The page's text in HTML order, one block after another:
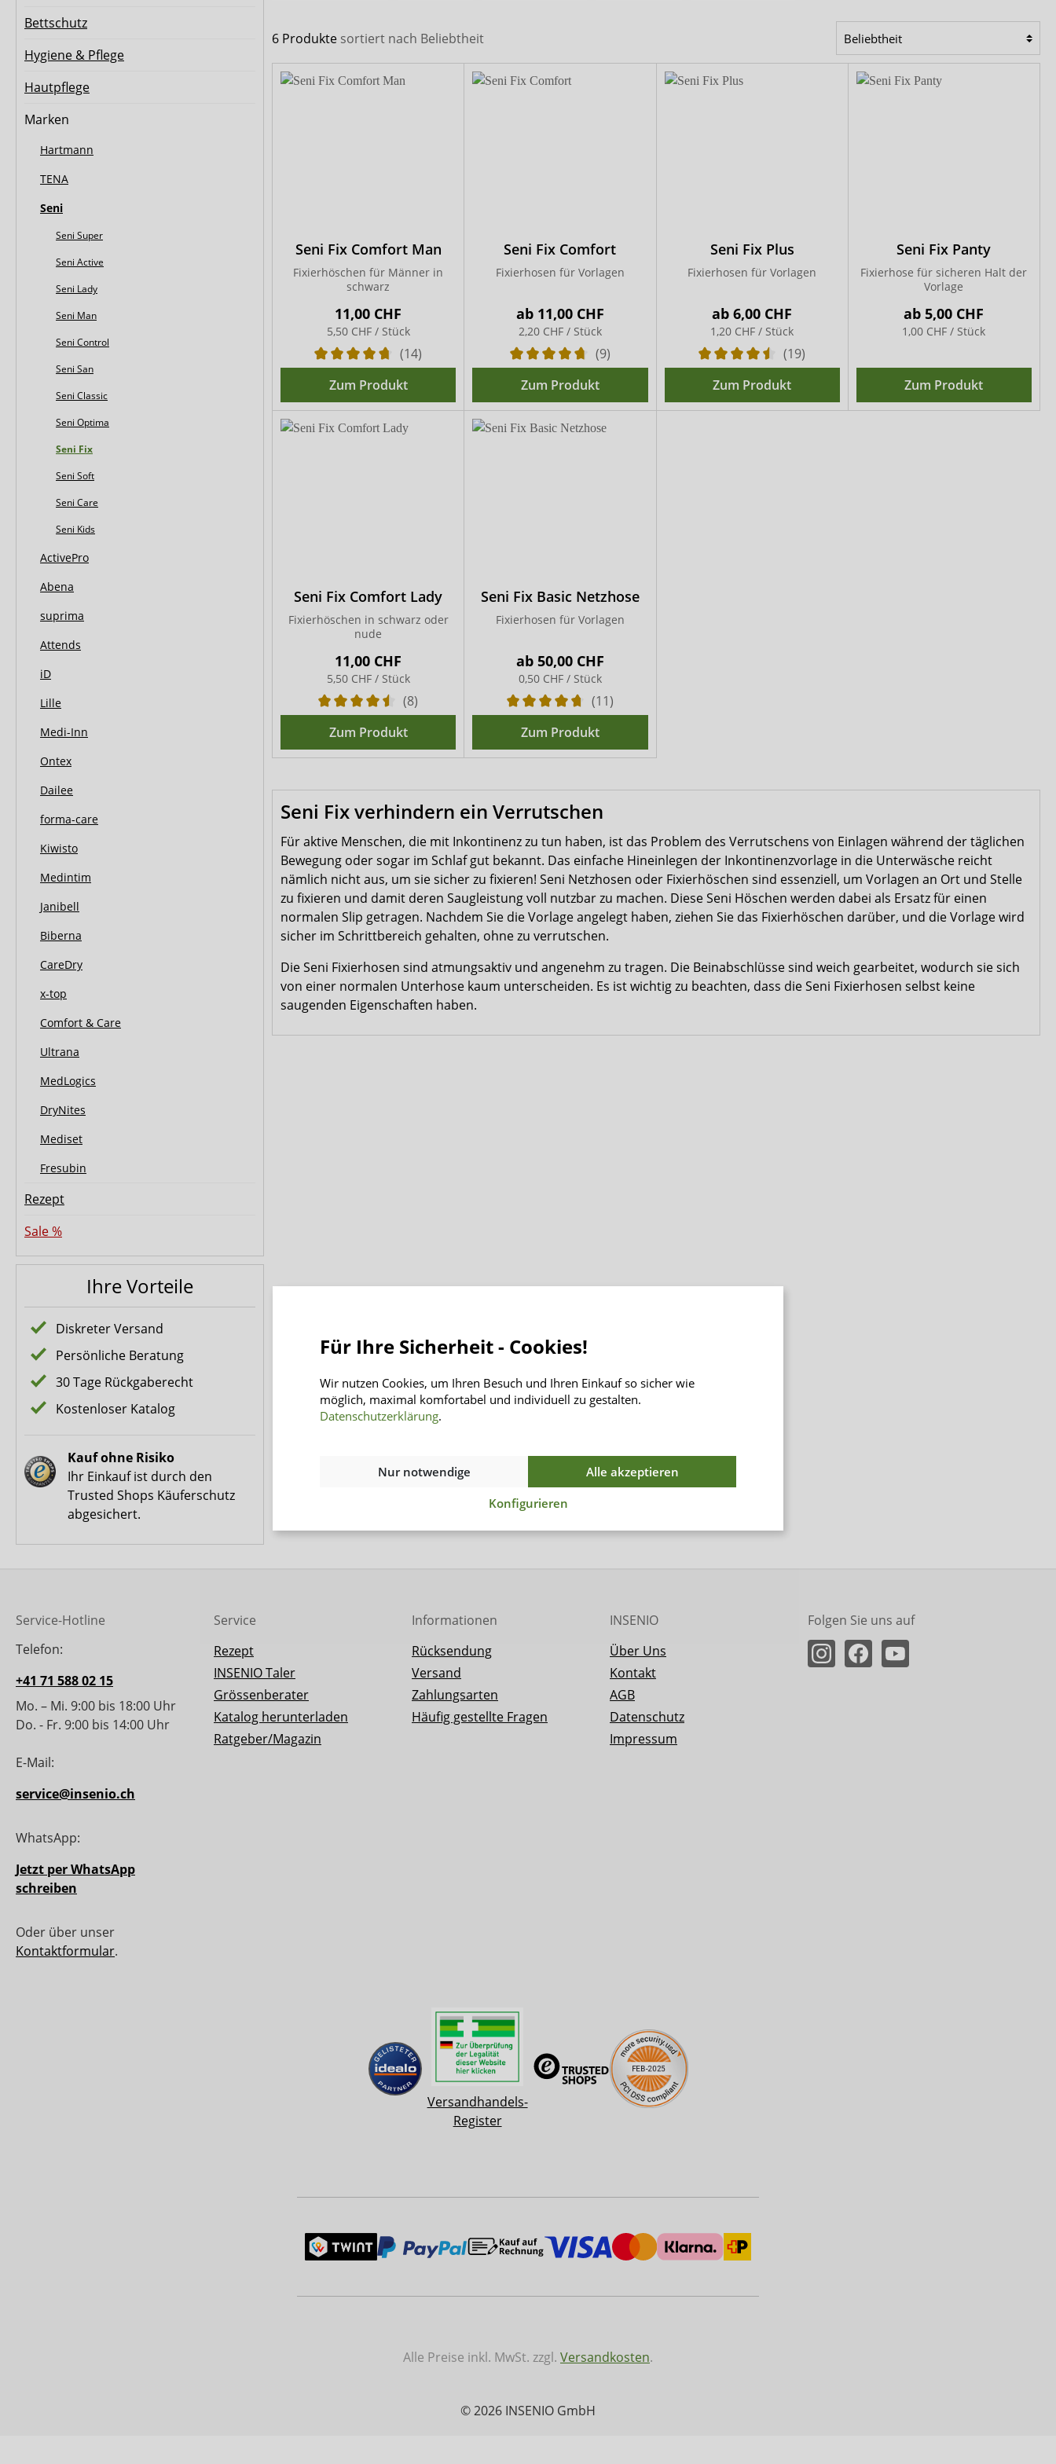
MedLogics Mediset
Bettschutz
Hygiene & Pflege
Hautpflege
Marken
Hartmann
TENA
Seni
Seni Super
Seni Active
Seni Lady
Seni Man
Seni Control
Seni San
Seni Classic
Seni Optima
Seni Fix
Seni Soft
Seni Care
Seni Kids
ActivePro
Abena
suprima
Attends
iD
Lille
Medi-Inn
Ontex
Dailee
forma-care
Kiwisto
Medintim
Janibell
Biberna
CareDry
x-top
Comfort & Care
Ultrana
MedLogics
DryNites
Mediset
Fresubin
Rezept
Sale %
Ihre Vorteile
Diskreter Versand
Persönliche Beratung
30 Tage Rückgaberecht
Kostenloser Katalog
Kauf ohne Risiko
Ihr Einkauf ist durch den
Trusted Shops Käuferschutz
abgesichert.
6 Produkte sortiert nach Beliebtheit
Seni Fix Comfort Man
Fixierhöschen für Männer in
schwarz
11,00 CHF
5,50 CHF / Stück
(14)
Zum Produkt
Seni Fix Comfort
Fixierhosen für Vorlagen
ab 11,00 CHF
2,20 CHF / Stück
(9)
Zum Produkt
Seni Fix Plus
Fixierhosen für Vorlagen
ab6,00 CHF
1,20 CHF / Stück
(19)
Zum Produkt
Seni Fix Panty
Fixierhose für sicheren Halt der
Vorlage
ab5,00 CHF
1,00 CHF / Stück
Zum Produkt
Seni Fix Comfort Lady
Fixierhöschen in schwarz oder
nude
11,00 CHF
5,50 CHF / Stück
(8)
Zum Produkt
Seni Fix Basic Netzhose
Fixierhosen für Vorlagen
ab 50,00 CHF
0,50 CHF / Stück
(11)
Zum Produkt
Seni Fix verhindern ein Verrutschen
Für aktive Menschen, die mit Inkontinenz zu tun haben, ist das Problem des Verrutschens von Einlagen während der täglichen
Bewegung oder sogar im Schlaf gut bekannt. Das einfache Hineinlegen der Inkontinenzvorlage in die Unterwäsche reicht
nämlich nicht aus, um sie sicher zu fixieren! Seni Netzhosen oder Fixierhöschen sind essenziell, um Vorlagen an Ort und Stelle
zu fixieren und damit deren Saugleistung voll nutzbar zu machen. Diese Seni Höschen werden dabei als Ersatz für einen
normalen Slip getragen. Nachdem Sie die Vorlage angelegt haben, ziehen Sie das Fixierhöschen darüber, und die Vorlage wird
sicher im Schrittbereich gehalten, ohne zu verrutschen.
Die Seni Fixierhosen sind atmungsaktiv und angenehm zu tragen. Die Beinabschlüsse sind weich gearbeitet, wodurch sie sich
von einer normalen Unterhose kaum unterscheiden. Es ist wichtig zu beachten, dass die Seni Fixierhosen selbst keine
saugenden Eigenschaften haben.
Service-Hotline
Telefon:
+41 71 588 02 15
Mo. – Mi. 9:00 bis 18:00 Uhr
Do. - Fr. 9:00 bis 14:00 Uhr
E-Mail:
service@insenio.ch
WhatsApp:
Jetzt per WhatsApp
schreiben
Oder über unser
Kontaktformular.
Service
Rezept
INSENIO Taler
Grössenberater
Katalog herunterladen
Ratgeber/Magazin
Informationen
Rücksendung
Versand
Zahlungsarten
Häufig gestellte Fragen
INSENIO
Über Uns
Kontakt
AGB
Datenschutz
Impressum
Folgen Sie uns auf
Versandhandels-
Register
Alle Preise inkl. MwSt. zzgl. Versandkosten.
© 2026 INSENIO GmbH
Für Ihre Sicherheit - Cookies!
Wir nutzen Cookies, um Ihren Besuch und Ihren Einkauf so sicher wie
möglich, maximal komfortabel und individuell zu gestalten.
Datenschutzerklärung.
Nur notwendige
Alle akzeptieren
Konfigurieren